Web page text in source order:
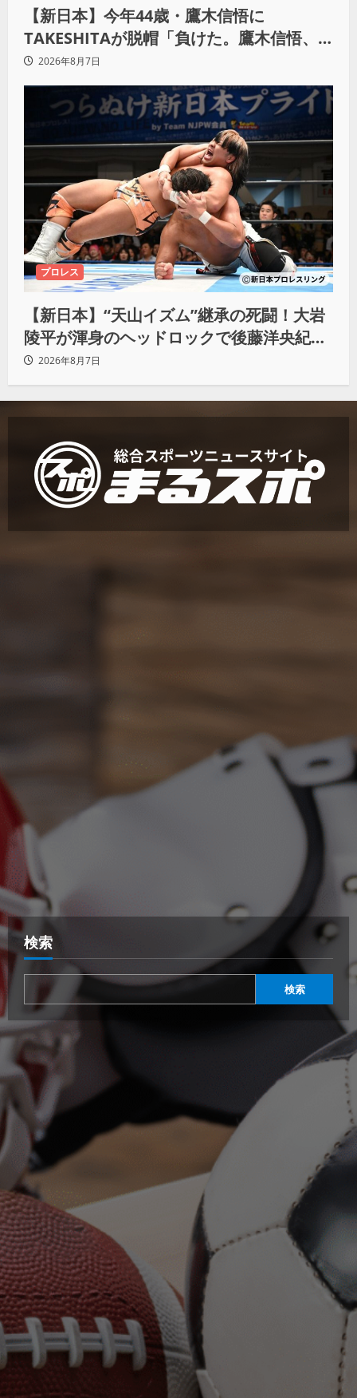
【新日本】今年44歳・鷹木信悟に
TAKESHITAが脱帽「負けた。鷹木信悟、
強いわ！」
2026年8月7日
プロレス
【新日本】“天山イズム”継承の死闘！大岩
陵平が渾身のヘッドロックで後藤洋央紀か
らタップ奪取 執念の「リベンジ＆4勝目」
2026年8月7日
検索
検索